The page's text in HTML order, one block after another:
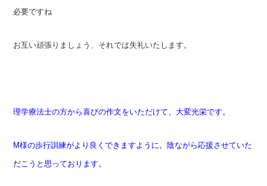
必要ですね
お互い頑張りましょう、それでは失礼いたします。
理学療法士の方から喜びの作文をいただけて、大変光栄です。
M様の歩行訓練がより良くできますように。陰ながら応援させていた
だこうと思っております。